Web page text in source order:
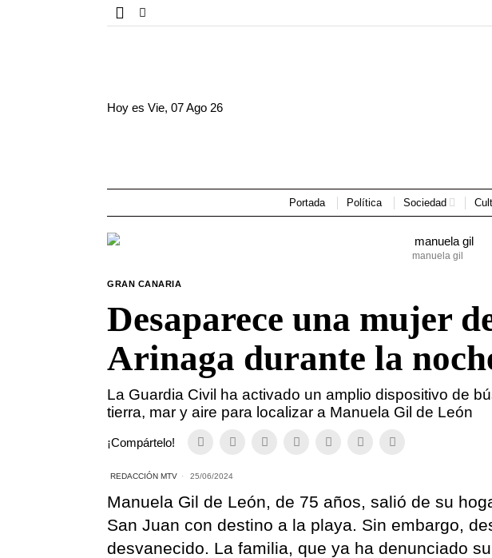
Hoy esVie, 07 Ago 26
Portada Política Sociedad
manuela gil
GRAN CANARIA
Desaparece una mujer
Arinaga durante la
La Guardia Civil ha activado un amplio dispositivo de
tierra, mar y aire para localizar a Manuela Gil de León
¡Compártelo!
REDACCIÓN MTV 25/06/2024
Manuela Gil de León, de 75 años, salió de su
San Juan con destino a la playa. Sin embargo,
desvanecido. La familia, que ya ha denunciado